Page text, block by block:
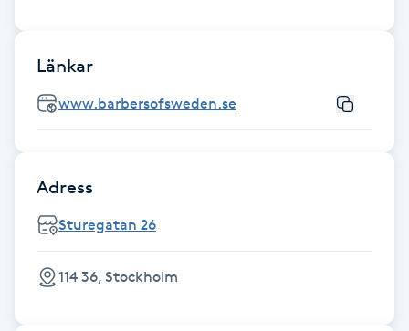
Hot yoga
Hudföryngring
Hudvård
Hyaluronsyra
Hyperhidros
Länkar
www.barbersofsweden.se
Adress
Sturegatan 26
114 36, Stockholm